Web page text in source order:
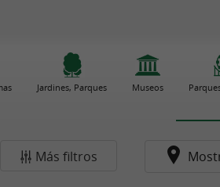
Jardines, Parques Museos
Más filtros